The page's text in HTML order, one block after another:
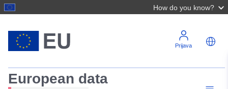
How do you know?
Prijava
European data